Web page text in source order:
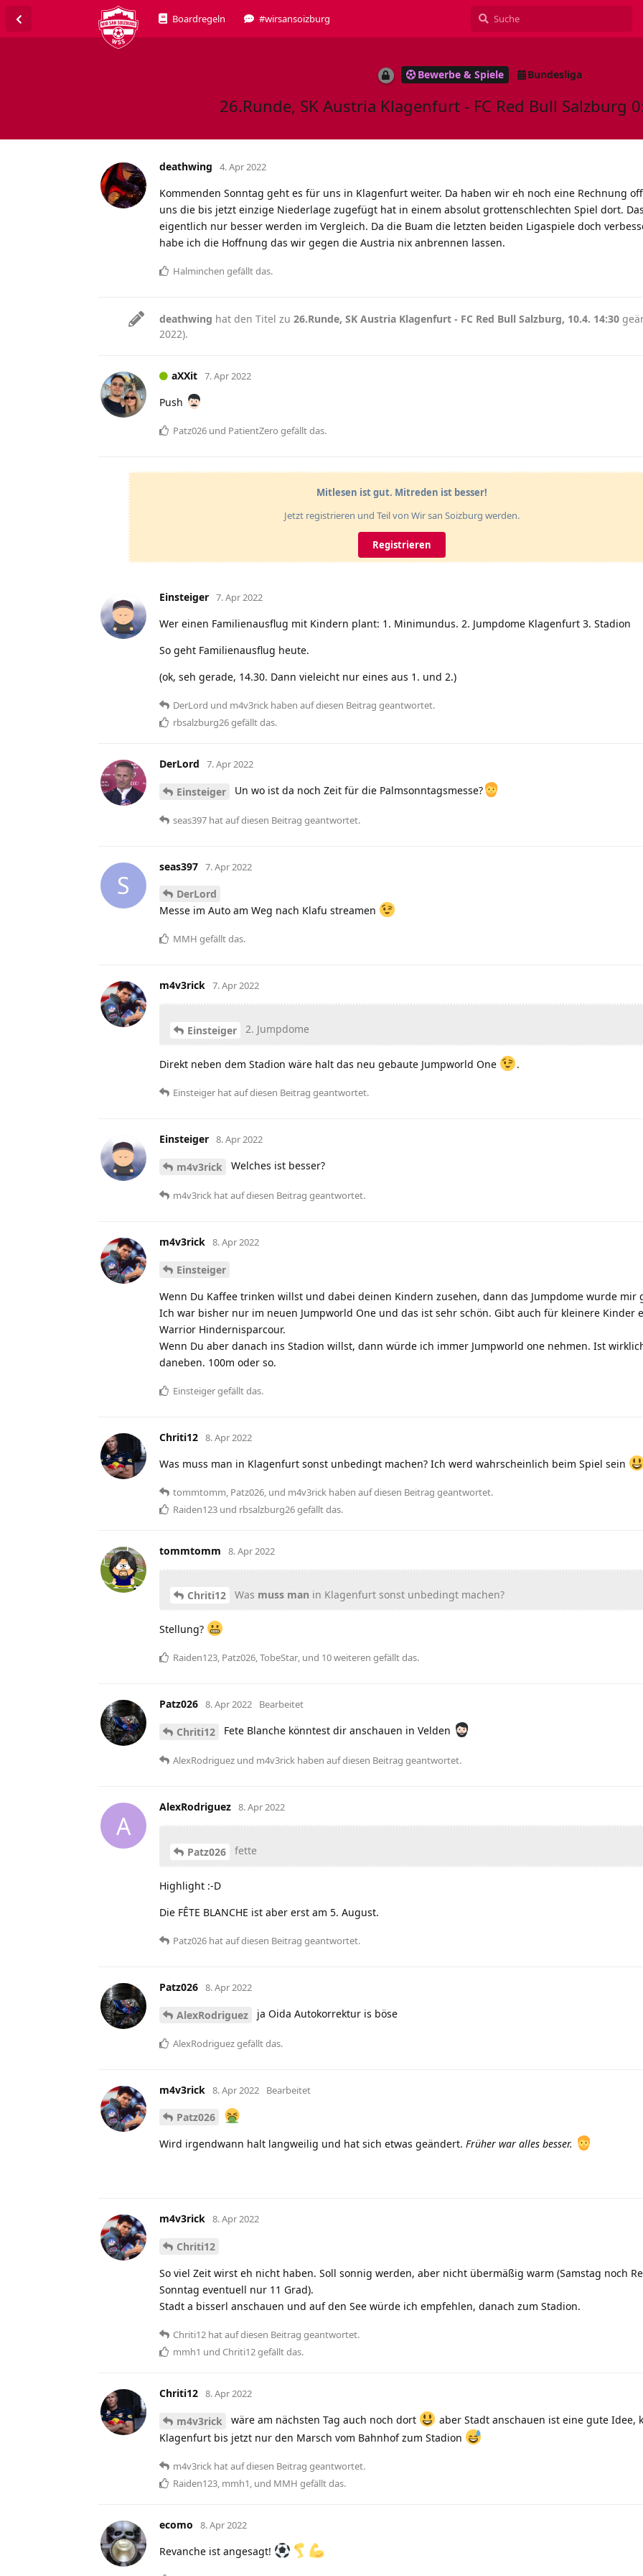
Boardregeln #wirsansoizburg
Bewerbe & Spiele Bundesliga
26.Runde, SK Austria Klagenfurt - FC Red Bull Salzburg
deathwing 4. Apr 2022
Kommenden Sonntag geht es für uns in Klagenfurt weiter. Da haben wir eh noch eine Rechnung
uns die bis jetzt einzige Niederlage zugefügt hat in einem absolut grottenschlechten Spiel dort.
eigentlich nur besser werden im Vergleich. Da die Buam die letzten beiden Ligaspiele doch
habe ich die Hoffnung das wir gegen die Austria nix anbrennen lassen.
Halminchen gefällt das.
deathwing hat den Titel zu 26.Runde, SK Austria Klagenfurt - FC Red Bull Salzburg, 10.4. 14:30
2022).
aXXit 7. Apr 2022
Push
Patz026 und PatientZero gefällt das.
Mitlesen ist gut. Mitreden ist besser!
Jetzt registrieren und Teil von Wir san Soizburg werden.
Registrieren
Einsteiger 7. Apr 2022
Wer einen Familienausflug mit Kindern plant: 1. Minimundus. 2. Jumpdome Klagenfurt 3. Stadion
So geht Familienausflug heute.
(ok, seh gerade, 14.30. Dann vieleicht nur eines aus 1. und 2.)
DerLord und m4v3rick haben auf diesen Beitrag geantwortet.
rbsalzburg26gefällt das.
DerLord 7. Apr 2022
Einsteiger Un wo ist da noch Zeit für die Palmsonntagsmesse?
seas397 hatauf diesen Beitrag geantwortet.
S
seas397 7. Apr 2022
DerLord
Messe im Auto am Weg nach Klafu streamen
MMH gefällt das.
m4v3rick 7. Apr 2022
Einsteiger 2. Jumpdome
Direkt neben dem Stadion wäre halt das neu gebaute Jumpworld One .
Einsteiger hatauf diesen Beitrag geantwortet.
Einsteiger 8. Apr 2022
m4v3rick Welches ist besser?
m4v3rick hatauf diesen Beitrag geantwortet.
m4v3rick 8. Apr 2022
Einsteiger
Wenn Du Kaffee trinken willst und dabei deinen Kindern zusehen, dann das Jumpdome wurde mir
Ich war bisher nur im neuen Jumpworld One und das ist sehr schön. Gibt auch für kleinere Kinder
Warrior Hindernisparcour.
Wenn Du aber danach ins Stadion willst, dann würde ich immer Jumpworld one nehmen. Ist
daneben. 100m oder so.
Einsteigergefällt das.
Chriti12 8. Apr 2022
Was muss man in Klagenfurt sonst unbedingt machen? Ich werd wahrscheinlich beim Spiel sein
tommtomm Patz026 , und m4v3rick haben auf diesen Beitrag geantwortet.
Raiden123 und rbsalzburg26gefällt das.
tommtomm 8. Apr 2022
Chriti12 Was muss man in Klagenfurt sonst unbedingt machen?
Stellung?
Raiden123, Patz026,TobeStar, und 10weiteren gefällt das.
Patz026 8. Apr 2022 Bearbeitet
Chriti12 Fete Blanche könntest dir anschauen in Velden
AlexRodriguez und m4v3rick haben auf diesen Beitrag geantwortet.
A
AlexRodriguez 8. Apr 2022
Patz026 fette
Highlight :-D
Die FÊTE BLANCHE ist aber erst am 5. August.
Patz026 hatauf diesen Beitrag geantwortet.
Patz026 8. Apr 2022
AlexRodriguez ja Oida Autokorrektur is böse
AlexRodriguezgefällt das.
m4v3rick 8. Apr 2022 Bearbeitet
Patz026
Wird irgendwann halt langweilig und hat sich etwas geändert. Früher war alles besser.
m4v3rick 8. Apr 2022
Chriti12
So viel Zeit wirst eh nicht haben. Soll sonnig werden, aber nicht übermäßig warm (Samstag noch
Sonntag eventuell nur 11 Grad).
Stadt a bisserl anschauen und auf den See würde ich empfehlen, danach zum Stadion.
Chriti12 hatauf diesen Beitrag geantwortet.
mmh1 und Chriti12gefällt das.
Chriti12 8. Apr 2022
m4v3rick wäre am nächsten Tag auch noch dort
aber Stadt anschauen ist eine gute Idee,
Klagenfurt bis jetzt nur den Marsch vom Bahnhof zum Stadion
m4v3rick hatauf diesen Beitrag geantwortet.
Raiden123, mmh1, und MMH gefällt das.
ecomo 8. Apr 2022
Revanche ist angesagt!